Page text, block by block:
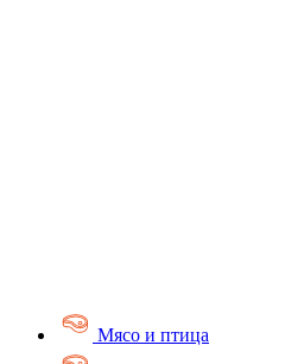
Мясо и птица